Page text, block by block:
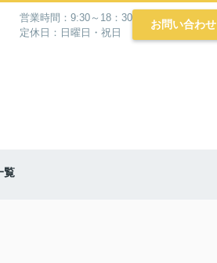
営業時間：9:30～18：30
定休日：日曜日・祝日
お問い合わせ
覧